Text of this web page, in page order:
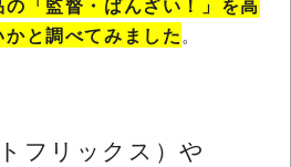
と調べてみました。
フリックス）や